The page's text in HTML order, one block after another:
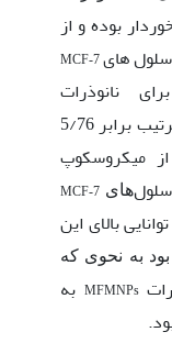
بوده و از
هایMCF-7
برای نانوذرات
به ترتیب برابر 5/76
از میکروسکوپ
هایMCF-7
بالای این
بود به نحوی که
MFMNPs به